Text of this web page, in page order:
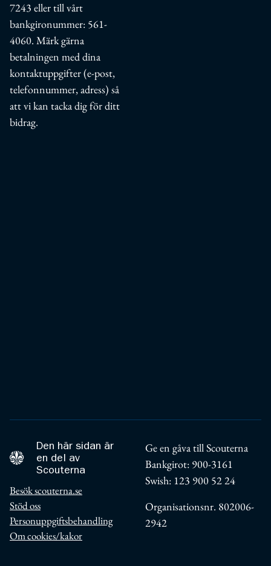
7243 eller till vårt
bankgironummer: 561-
4060. Märk gärna
betalningen med dina
kontaktuppgifter (e-post,
telefonnummer, adress) så
att vi kan tacka dig för ditt
bidrag.
Den här sidan är
en del av
Scouterna
Besök scouterna.se
Stöd oss
Personuppgiftsbehandling
Om cookies/kakor
Ge en gåva till Scouterna
Bankgirot: 900-3161
Swish: 123 900 52 24
Organisationsnr. 802006-
2942